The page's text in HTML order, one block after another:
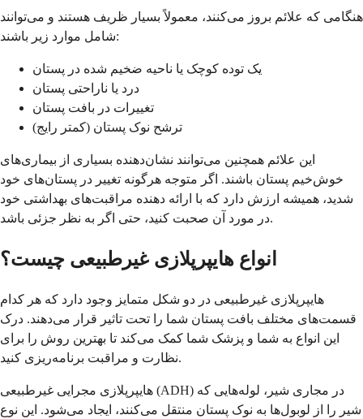
هنگامی که علائم بروز می‌کنند، معمولاً بسیار ظریف هستند و می‌توانند
شامل موارد زیر باشند:
یک توده کوچک یا ناحیه ضخیم شده در پستان
درد یا ناراحتی پستان
تغییرات در بافت پستان
ترشح نوک پستان (کمتر رایج)
این علائم همچنین می‌توانند نشان‌دهنده بسیاری از بیماری‌های
خوش‌خیم پستان باشند. اگر متوجه هرگونه تغییر در پستان‌های خود
شدید، همیشه ارزش دارد که با ارائه دهنده مراقبت‌های بهداشتی خود
در مورد آن صحبت کنید، حتی اگر به نظر جزئی باشد.
انواع هایپرپلازی غیرطبیعی چیست؟
هایپرپلازی غیرطبیعی در دو شکل متمایز وجود دارد که هر کدام
قسمت‌های مختلف بافت پستان شما را تحت تاثیر قرار می‌دهند. درک
این انواع به شما و پزشک شما کمک می‌کند تا بهترین روش را برای
نظارت و مراقبت برنامه‌ریزی کنید.
هایپرپلازی مجرایی غیرطبیعی (ADH) در مجاری شیر، لوله‌هایی که
شیر را از لوبول‌ها به نوک پستان منتقل می‌کنند، ایجاد می‌شود. این نوع